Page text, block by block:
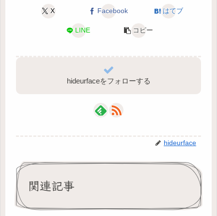
X Facebook はてブ
LINE コピー
hideurfaceをフォローする
hideurface
関連記事